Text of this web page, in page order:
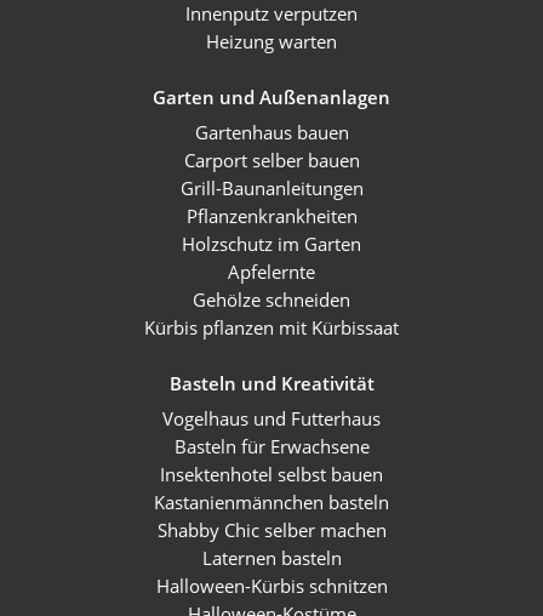
Innenputz verputzen
Heizung warten
Garten und Außenanlagen
Gartenhaus bauen
Carport selber bauen
Grill-Baunanleitungen
Pflanzenkrankheiten
Holzschutz im Garten
Apfelernte
Gehölze schneiden
Kürbis pflanzen mit Kürbissaat
Basteln und Kreativität
Vogelhaus und Futterhaus
Basteln für Erwachsene
Insektenhotel selbst bauen
Kastanienmännchen basteln
Shabby Chic selber machen
Laternen basteln
Halloween-Kürbis schnitzen